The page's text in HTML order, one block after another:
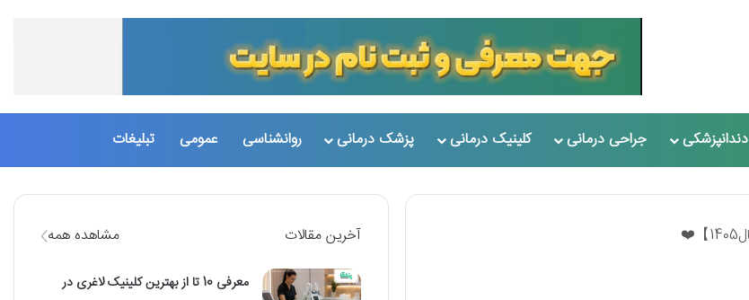
دندانپزشکی جراحی درمانی کلینیک درمانی پزشک درمانی روانشناسی عمومی تبلیغات
آخرین مقالات مشاهده همه
معرفی 10 تا از بهترین کلینیک لاغری در